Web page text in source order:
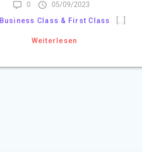
0
05/09/2023
Business Class & First Class
Weiterlesen